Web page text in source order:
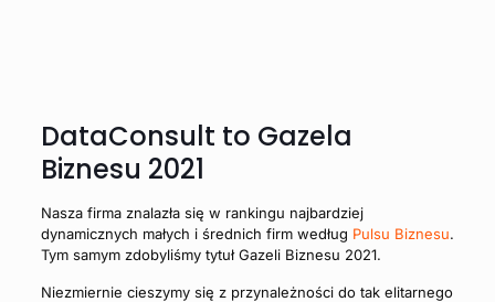
DataConsult to Gazela
Biznesu 2021
Nasza firma znalazła się w rankingu najbardziej
dynamicznych małych i średnich firm według Pulsu Biznesu.
Tym samym zdobyliśmy tytuł Gazeli Biznesu 2021.
Niezmiernie cieszymy się z przynależności do tak elitarnego